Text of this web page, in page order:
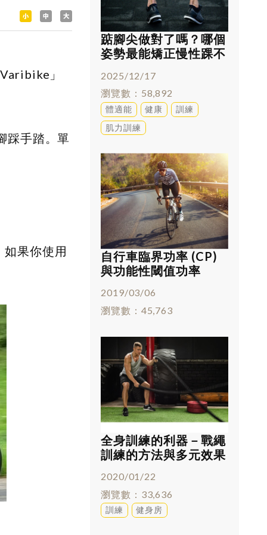
」
踩手踏。單
果你使用
踮腳尖做對了嗎？哪個
姿勢最能矯正慢性踝不
2025/12/17
瀏覽數
58,892
體適能 健康
訓練
肌力訓練
自行車臨界功率 (CP)
與功能性閾值功率
2019/03/06
瀏覽數
45,763
全身訓練的利器－戰繩
訓練的方法與多元效果
2020/01/22
瀏覽數
33,636
訓練 健身房